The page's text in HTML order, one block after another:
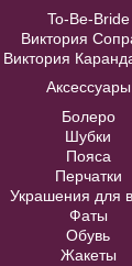
Veil №3317
To-Be-Bride
Виктория
Виктория
Аксессуары
Болеро
Шубки
Пояса
Перчатки
Украшения для
Фаты
Обувь
Жакеты